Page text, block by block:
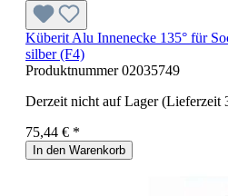
Küberit Alu Innenecke 135° für
silber (F4)
Produktnummer02035749
Derzeit nicht auf Lager (Lieferzeit
75,44 € *
In den Warenkorb